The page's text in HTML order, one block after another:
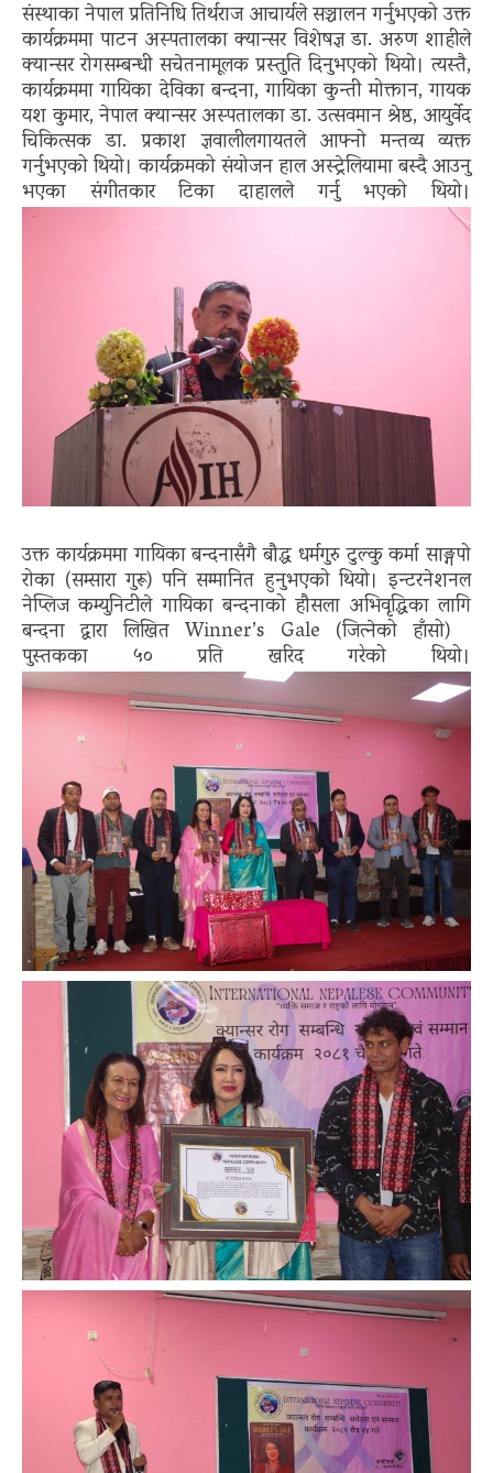
संस्थाका नेपाल प्रतिनिधि तिर्थराज आचार्यले सञ्चालन गर्नुभएको उक्त
कार्यक्रममा पाटन अस्पतालका क्यान्सर विशेषज्ञ डा. अरुण शाहीले
क्यान्सर रोगसम्बन्धी सचेतनामूलक प्रस्तुति दिनुभएको थियो। त्यस्तै,
कार्यक्रममा गायिका देविका बन्दना, गायिका कुन्ती मोक्तान, गायक
यश कुमार, नेपाल क्यान्सर अस्पतालका डा. उत्सवमान श्रेष्ठ, आयुर्वेद
चिकित्सक डा. प्रकाश ज्ञवालीलगायतले आफ्नो मन्तव्य व्यक्त
गर्नुभएको थियो। कार्यक्रमको संयोजन हाल अस्ट्रेलियामा बस्दै आउनु
भएका संगीतकार टिका दाहालले गर्नु भएको थियो।
उक्त कार्यक्रममा गायिका बन्दनासँगै बौद्ध धर्मगुरु टुल्कु कर्मा साङ्गपो
रोका (सम्सारा गुरू) पनि सम्मानित हुनुभएको थियो। इन्टरनेशनल
नेप्लिज कम्युनिटीले गायिका बन्दनाको हौसला अभिवृद्धिका लागि
बन्दना द्वारा लिखित Winner’s Gale (जित्नेको हाँसो)
पुस्तकका ५० प्रति खरिद गरेको थियो।